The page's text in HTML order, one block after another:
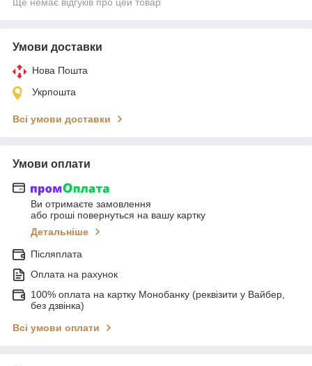
Умови доставки
Нова Пошта
Укрпошта
Всі умови доставки
Умови оплати
Ви отримаєте замовлення
або гроші повернуться на вашу картку
Детальніше
Післяплата
Оплата на рахунок
100% оплата на картку Монобанку (реквізити у Вайбер,
без дзвінка)
Всі умови оплати